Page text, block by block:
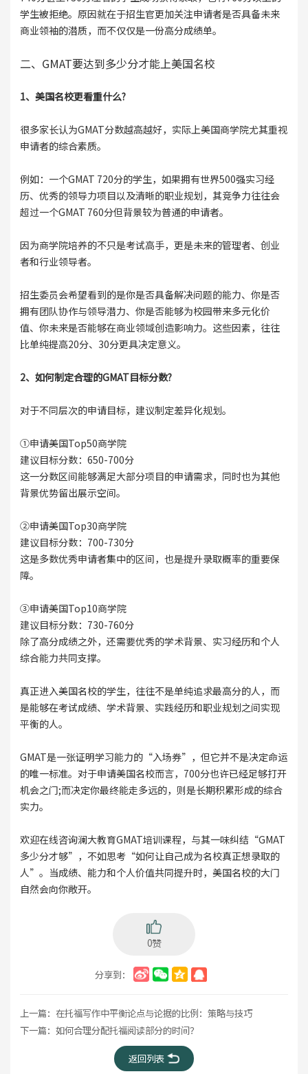
学生被拒绝。原因就在于招生官更加关注申请者是否具备未来
商业领袖的潜质，而不仅仅是一份高分成绩单。
二、GMAT要达到多少分才能上美国名校
1、美国名校更看重什么?
很多家长认为GMAT分数越高越好，实际上美国商学院尤其重视
申请者的综合素质。
例如：一个GMAT 720分的学生，如果拥有世界500强实习经
历、优秀的领导力项目以及清晰的职业规划，其竞争力往往会
超过一个GMAT 760分但背景较为普通的申请者。
因为商学院培养的不只是考试高手，更是未来的管理者、创业
者和行业领导者。
招生委员会希望看到的是你是否具备解决问题的能力、你是否
拥有团队协作与领导潜力、你是否能够为校园带来多元化价
值、你未来是否能够在商业领域创造影响力。这些因素，往往
比单纯提高20分、30分更具决定意义。
2、如何制定合理的GMAT目标分数?
对于不同层次的申请目标，建议制定差异化规划。
①申请美国Top50商学院
建议目标分数：650-700分
这一分数区间能够满足大部分项目的申请需求，同时也为其他
背景优势留出展示空间。
②申请美国Top30商学院
建议目标分数：700-730分
这是多数优秀申请者集中的区间，也是提升录取概率的重要保
障。
③申请美国Top10商学院
建议目标分数：730-760分
除了高分成绩之外，还需要优秀的学术背景、实习经历和个人
综合能力共同支撑。
真正进入美国名校的学生，往往不是单纯追求最高分的人，而
是能够在考试成绩、学术背景、实践经历和职业规划之间实现
平衡的人。
GMAT是一张证明学习能力的“入场券”，但它并不是决定命运
的唯一标准。对于申请美国名校而言，700分也许已经足够打开
机会之门;而决定你最终能走多远的，则是长期积累形成的综合
实力。
欢迎在线咨询澜大教育GMAT培训课程，与其一味纠结“GMAT
多少分才够”，不如思考“如何让自己成为名校真正想录取的
人”。当成绩、能力和个人价值共同提升时，美国名校的大门
自然会向你敞开。
0赞
分享到：
上一篇： 在托福写作中平衡论点与论据的比例：策略与技巧
下一篇： 如何合理分配托福阅读部分的时间？
返回列表